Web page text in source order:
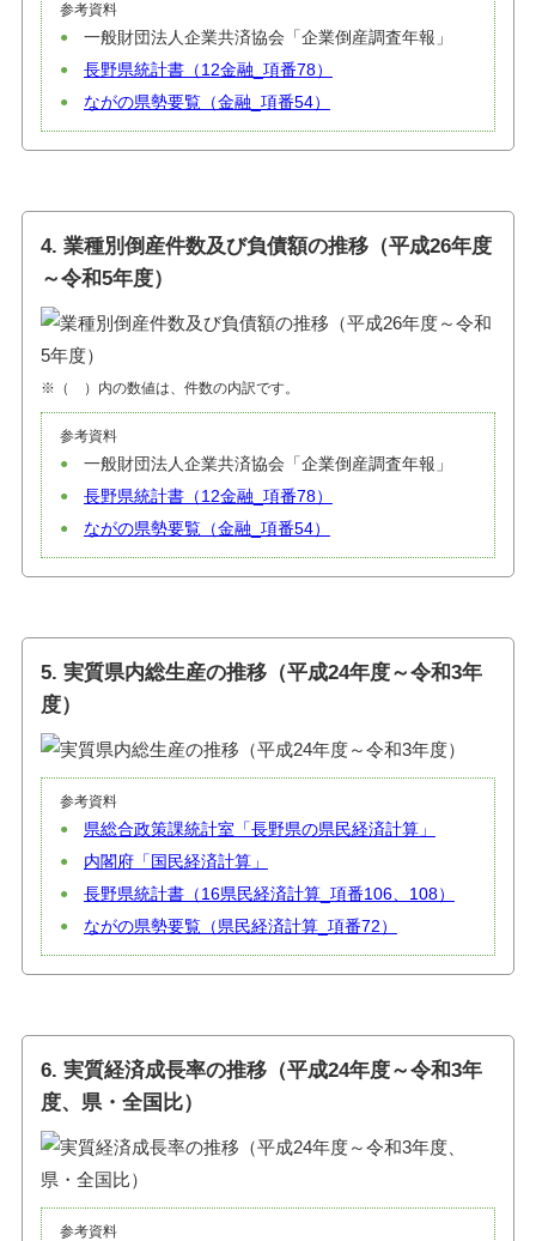
参考資料
一般財団法人企業共済協会「企業倒産調査年報」
長野県統計書（12金融_項番78）
ながの県勢要覧（金融_項番54）
4. 業種別倒産件数及び負債額の推移（平成26年度
～令和5年度）
※（ ）内の数値は、件数の内訳です。
参考資料
一般財団法人企業共済協会「企業倒産調査年報」
長野県統計書（12金融_項番78）
ながの県勢要覧（金融_項番54）
5. 実質県内総生産の推移（平成24年度～令和3年
度）
参考資料
県総合政策課統計室「長野県の県民経済計算」
内閣府「国民経済計算」
長野県統計書（16県民経済計算_項番106、108）
ながの県勢要覧（県民経済計算_項番72）
6. 実質経済成長率の推移（平成24年度～令和3年
度、県・全国比）
参考資料